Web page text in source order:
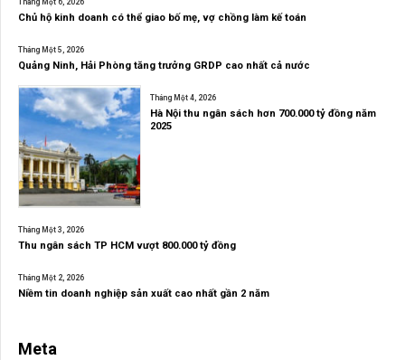
Tháng Một 6, 2026
Chủ hộ kinh doanh có thể giao bố mẹ, vợ chồng làm kế toán
Tháng Một 5, 2026
Quảng Ninh, Hải Phòng tăng trưởng GRDP cao nhất cả nước
Tháng Một 4, 2026
Hà Nội thu ngân sách hơn 700.000 tỷ đồng năm
2025
Tháng Một 3, 2026
Thu ngân sách TP HCM vượt 800.000 tỷ đồng
Tháng Một 2, 2026
Niềm tin doanh nghiệp sản xuất cao nhất gần 2 năm
Meta